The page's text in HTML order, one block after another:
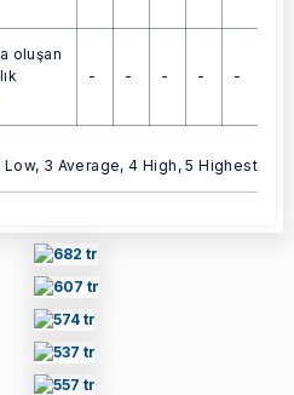
oluşan
- - - - -
Low, 3 Average, 4 High, 5 Highest